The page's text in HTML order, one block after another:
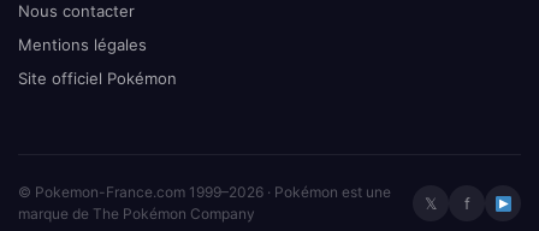
Nous contacter
Mentions légales
Site officiel Pokémon
© Pokemon-France.com 1999–2026 · Pokémon est une
marque de The Pokémon Company
𝕏 f